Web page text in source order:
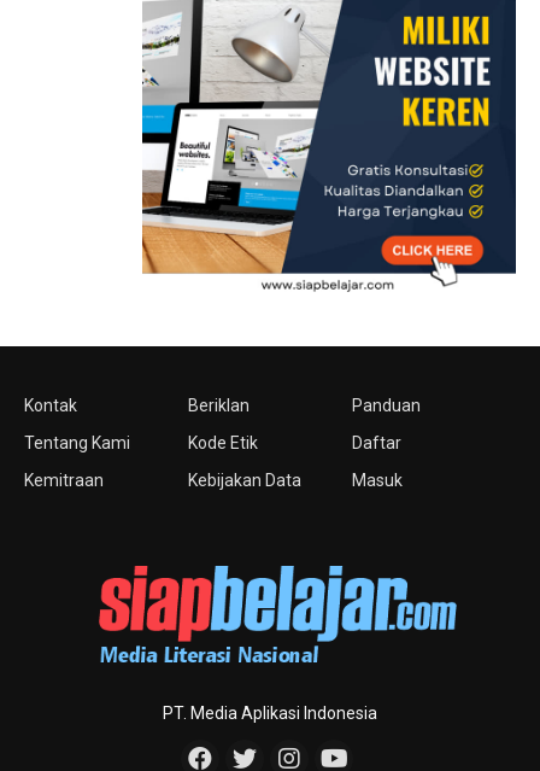
Kontak
Tentang Kami
Kemitraan
Beriklan
Kode Etik
Kebijakan Data
Panduan
Daftar
Masuk
PT. Media Aplikasi Indonesia